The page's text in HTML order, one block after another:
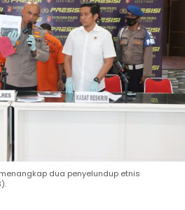
dua penyelundup etnis